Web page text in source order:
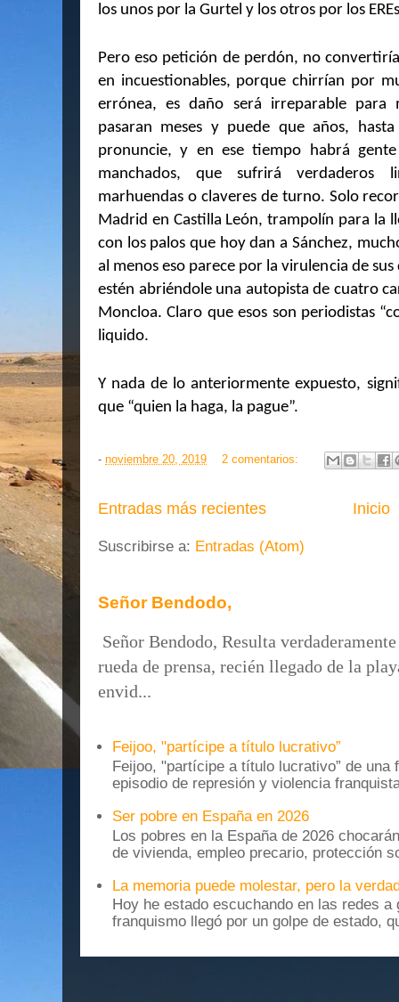
los unos por la Gurtel y los otros por los
Pero eso petición de perdón, no
en incuestionables, porque chirrían por
errónea, es daño será irreparable para
pasaran meses y puede que años,
pronuncie, y en ese tiempo habrá
manchados, que sufrirá verdaderos
marhuendas o claveres de turno. Solo
Madrid en Castilla León, trampolín para la
con los palos que hoy dan a Sánchez,
al menos eso parece por la virulencia de
estén abriéndole una autopista de cuatro
Moncloa. Claro que esos son periodistas
liquido.
Y nada de lo anteriormente expuesto,
que “quien la haga, la pague”.
- noviembre 20, 2019 2 comentarios:
Entradas más recientes Inicio
Suscribirse a: Entradas (Atom)
Señor Bendodo,
Señor Bendodo, Resulta
rueda de prensa, recién llegado de la
envid...
Feijoo, "partícipe a título lucrativo”
Feijoo, "partícipe a título lucrativo” de una
episodio de represión y violencia
Ser pobre en España en 2026
Los pobres en la España de 2026
de vivienda, empleo precario, protección
La memoria puede molestar, pero la
Hoy he estado escuchando en las redes
franquismo llegó por un golpe de estado,